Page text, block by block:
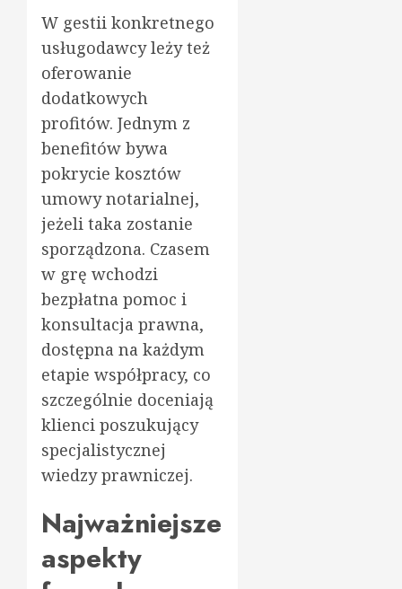
W gestii konkretnego
usługodawcy leży też
oferowanie
dodatkowych
profitów. Jednym z
benefitów bywa
pokrycie kosztów
umowy notarialnej,
jeżeli taka zostanie
sporządzona. Czasem
w grę wchodzi
bezpłatna pomoc i
konsultacja prawna,
dostępna na każdym
etapie współpracy, co
szczególnie doceniają
klienci poszukujący
specjalistycznej
wiedzy prawniczej.
Najważniejsze
aspekty